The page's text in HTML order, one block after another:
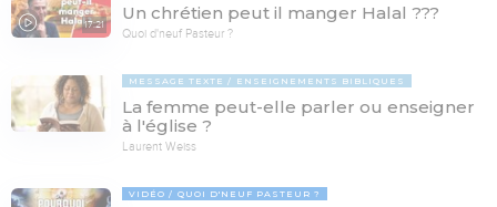
17:21
Un chrétien peut il manger Halal ???
Quoi d'neuf Pasteur ?
MESSAGE TEXTE ENSEIGNEMENTS BIBLIQUES
La femme peut-elle parler ou enseigner
à l'église ?
Laurent Weiss
VIDÉO QUOI D'NEUF PASTEUR ?